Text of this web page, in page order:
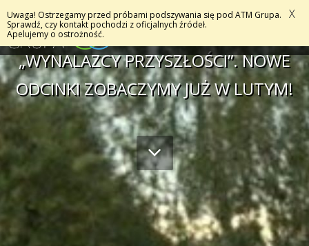
MENU
„WYNALAZCY PRZYSZŁOŚCI”. NOWE
ODCINKI ZOBACZYMY JUŻ W LUTYM!
Uwaga! Ostrzegamy przed próbami podszywania się pod ATM Grupa.
Sprawdź, czy kontakt pochodzi z oficjalnych źródeł.
Apelujemy o ostrożność.
X